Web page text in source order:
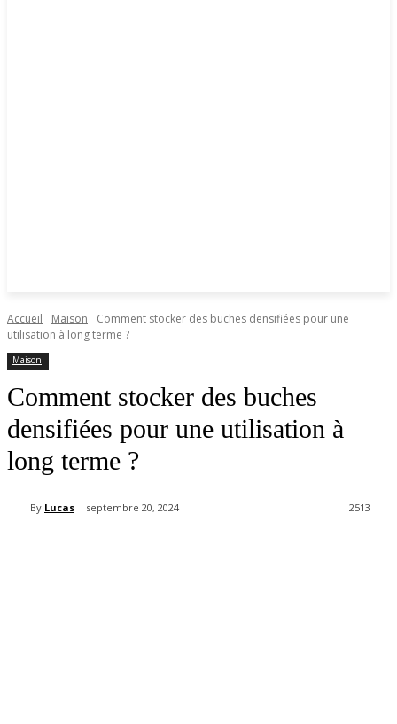
Accueil Maison
Comment stocker des buches densifiées pour une
utilisation à long terme ?
Maison
Comment stocker des buches
densifiées pour une utilisation à
long terme ?
By Lucas septembre 20, 2024 2513